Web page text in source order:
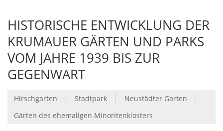
HISTORISCHE ENTWICKLUNG DER
KRUMAUER GÄRTEN UND PARKS
VOM JAHRE 1939 BIS ZUR
GEGENWART
Hirschgarten | Stadtpark | Neustädter Garten |
Gärten des ehemaligen Minoritenklosters